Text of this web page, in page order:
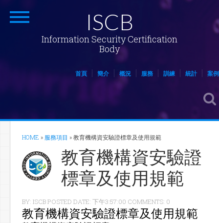
ISCB
Information Security Certification
Body
首頁 簡介 概況 服務 訓練 統計 案例
HOME » 服務項目 »教育機構資安驗證標章及使用規範
教育機構資安驗證
標章及使用規範
BY: ISCB POSTED DATE: 下午3:57:00 COMMENTS: 0
教育機構資安驗證標章及使用規範